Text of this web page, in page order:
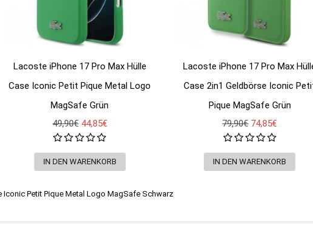
Lacoste iPhone 17 Pro Max Hülle
Case Iconic Petit Pique Metal Logo
MagSafe Grün
49,90€ 44,85€
Lacoste iPhone 17 Pro Max
Case 2in1 Geldbörse Iconic
Pique MagSafe Grün
79,90€ 74,85€
Iconic Petit Pique Metal Logo MagSafe Schwarz